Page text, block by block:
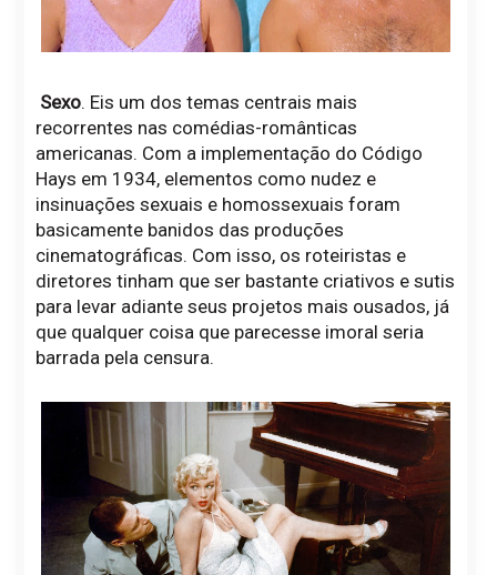
Sexo. Eis um dos temas centrais mais
recorrentes nas comédias-românticas
americanas. Com a implementação do Código
Hays em 1934, elementos como nudez e
insinuações sexuais e homossexuais foram
basicamente banidos das produções
cinematográficas. Com isso, os roteiristas e
diretores tinham que ser bastante criativos e sutis
para levar adiante seus projetos mais ousados, já
que qualquer coisa que parecesse imoral seria
barrada pela censura.